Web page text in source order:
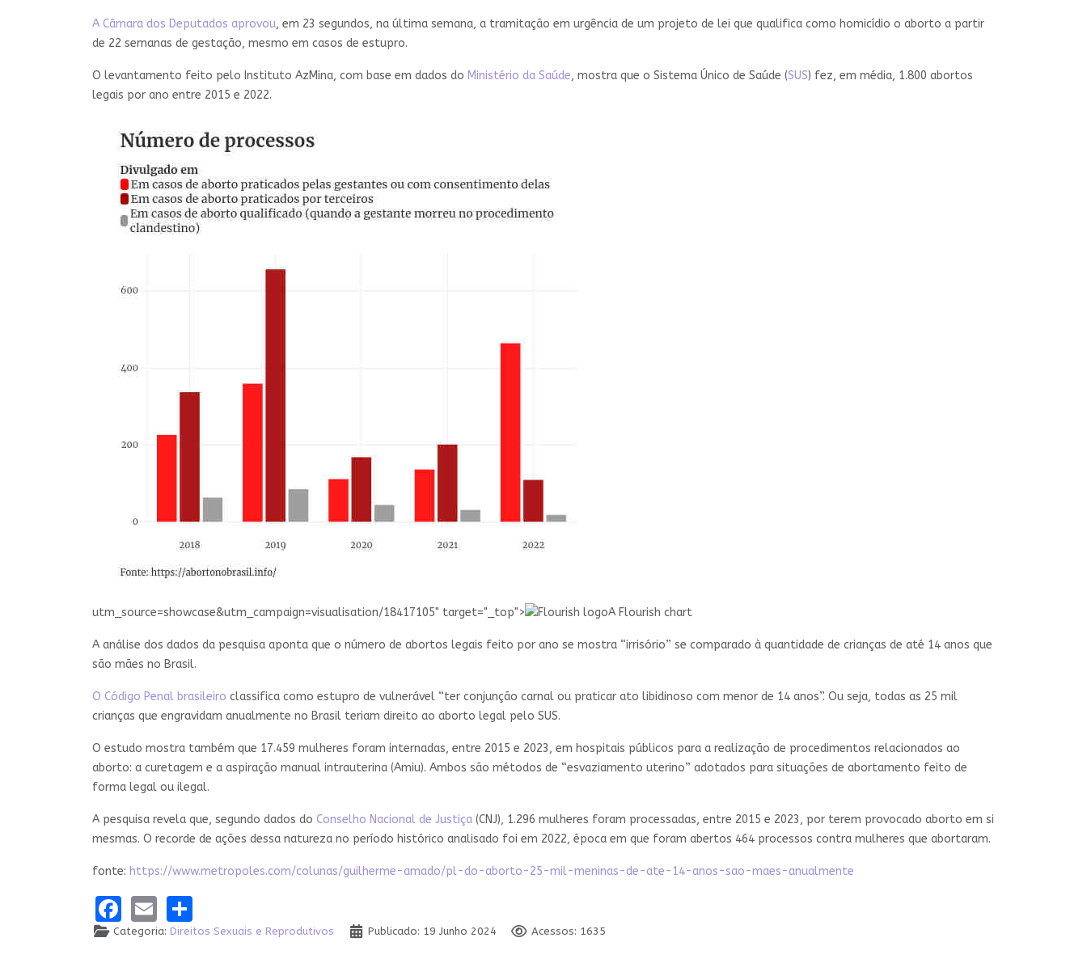
A Câmara dos Deputados aprovou, em 23 segundos, na última semana, a tramitação em urgência de um projeto de lei que qualifica como homicídio o aborto a partir
de 22 semanas de gestação, mesmo em casos de estupro.
O levantamento feito pelo Instituto AzMina, com base em dados do Ministério da Saúde, mostra que o Sistema Único de Saúde (SUS) fez, em média, 1.800 abortos
legais por ano entre 2015 e 2022.
utm_source=showcase&utm_campaign=visualisation/18417105" target="_top"> A Flourish chart
A análise dos dados da pesquisa aponta que o número de abortos legais feito por ano se mostra “irrisório” se comparado à quantidade de crianças de até 14 anos que
são mães no Brasil.
O Código Penal brasileiro classifica como estupro de vulnerável “ter conjunção carnal ou praticar ato libidinoso com menor de 14 anos”. Ou seja, todas as 25 mil
crianças que engravidam anualmente no Brasil teriam direito ao aborto legal pelo SUS.
O estudo mostra também que 17.459 mulheres foram internadas, entre 2015 e 2023, em hospitais públicos para a realização de procedimentos relacionados ao
aborto: a curetagem e a aspiração manual intrauterina (Amiu). Ambos são métodos de “esvaziamento uterino” adotados para situações de abortamento feito de
forma legal ou ilegal.
A pesquisa revela que, segundo dados do Conselho Nacional de Justiça (CNJ), 1.296 mulheres foram processadas, entre 2015 e 2023, por terem provocado aborto em si
mesmas. O recorde de ações dessa natureza no período histórico analisado foi em 2022, época em que foram abertos 464 processos contra mulheres que abortaram.
fonte: https://www.metropoles.com/colunas/guilherme-amado/pl-do-aborto-25-mil-meninas-de-ate-14-anos-sao-maes-anualmente
Facebook
Email
Categoria: Direitos Sexuais e Reprodutivos Publicado: 19 Junho 2024 Acessos: 1635